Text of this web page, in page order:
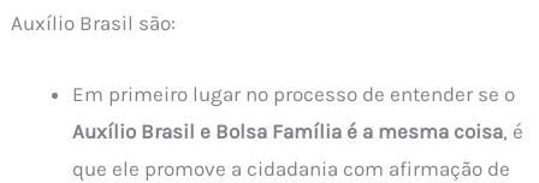
Auxílio Brasil são:
Em primeiro lugar no processo de entender se o
Auxílio Brasil e Bolsa Família é a mesma coisa, é
que ele promove a cidadania com afirmação de